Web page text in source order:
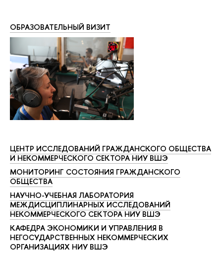
ОБРАЗОВАТЕЛЬНЫЙ ВИЗИТ
ЦЕНТР ИССЛЕДОВАНИЙ ГРАЖДАНСКОГО ОБЩЕСТВА
И НЕКОММЕРЧЕСКОГО СЕКТОРА НИУ ВШЭ
МОНИТОРИНГ СОСТОЯНИЯ ГРАЖДАНСКОГО
ОБЩЕСТВА
НАУЧНО-УЧЕБНАЯ ЛАБОРАТОРИЯ
МЕЖДИСЦИПЛИНАРНЫХ ИССЛЕДОВАНИЙ
НЕКОММЕРЧЕСКОГО СЕКТОРА НИУ ВШЭ
КАФЕДРА ЭКОНОМИКИ И УПРАВЛЕНИЯ В
НЕГОСУДАРСТВЕННЫХ НЕКОММЕРЧЕСКИХ
ОРГАНИЗАЦИЯХ НИУ ВШЭ